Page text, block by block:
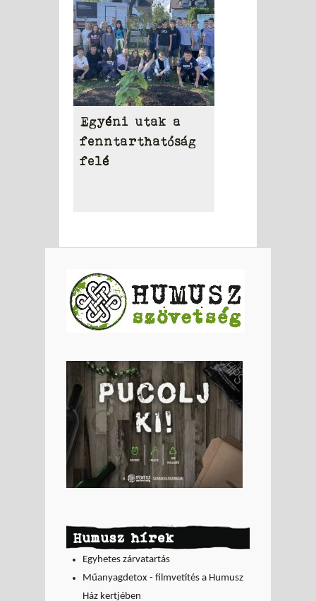
Egyéni utak a
fenntarthatóság
felé
Humusz hírek
Egyhetes zárvatartás
Műanyagdetox - filmvetítés a Humusz
Ház kertjében